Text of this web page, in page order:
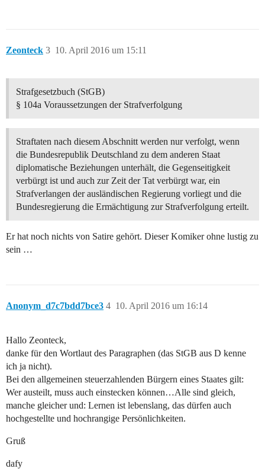
Zeonteck 10. April 2016 um 15:11
3
Strafgesetzbuch (StGB)
§ 104a Voraussetzungen der Strafverfolgung
Straftaten nach diesem Abschnitt werden nur verfolgt, wenn
die Bundesrepublik Deutschland zu dem anderen Staat
diplomatische Beziehungen unterhält, die Gegenseitigkeit
verbürgt ist und auch zur Zeit der Tat verbürgt war, ein
Strafverlangen der ausländischen Regierung vorliegt und die
Bundesregierung die Ermächtigung zur Strafverfolgung erteilt.
Er hat noch nichts von Satire gehört. Dieser Komiker ohne lustig zu
sein …
Anonym_d7c7bdd7bce3 10. April 2016 um 16:14
4
Hallo Zeonteck,
danke für den Wortlaut des Paragraphen (das StGB aus D kenne
ich ja nicht).
Bei den allgemeinen steuerzahlenden Bürgern eines Staates gilt:
Wer austeilt, muss auch einstecken können…Alle sind gleich,
manche gleicher und: Lernen ist lebenslang, das dürfen auch
hochgestellte und hochrangige Persönlichkeiten.
Gruß
dafy